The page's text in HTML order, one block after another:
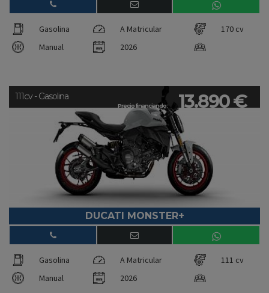
Gasolina A Matricular
170 cv
Manual
2026
Precio financiando: 13.890 €
111cv - Gasolina
DUCATI MONSTER+
Gasolina A Matricular
111 cv
Manual
2026